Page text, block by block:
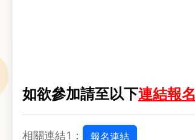
如欲參加請至以下連結報名
相關連結1： 報名連結